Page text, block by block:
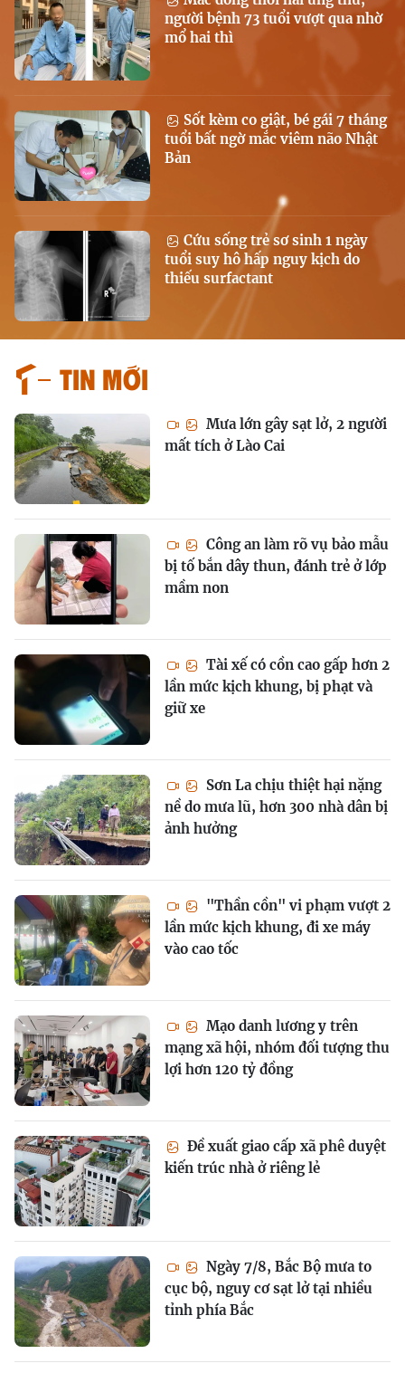
người bệnh 73 tuổi vượt qua nhờ
mổ hai thì
Sốt kèm co giật, bé gái 7 tháng
tuổi bất ngờ mắc viêm não Nhật
Bản
Cứu sống trẻ sơ sinh 1 ngày
tuổi suy hô hấp nguy kịch do
thiếu surfactant
Tin mới
Mưa lớn gây sạt lở, 2 người
mất tích ở Lào Cai
Công an làm rõ vụ bảo mẫu
bị tố bắn dây thun, đánh trẻ ở lớp
mầm non
Tài xế có cồn cao gấp hơn 2
lần mức kịch khung, bị phạt và
giữ xe
Sơn La chịu thiệt hại nặng
nề do mưa lũ, hơn 300 nhà dân bị
ảnh hưởng
"Thần cồn" vi phạm vượt 2
lần mức kịch khung, đi xe máy
vào cao tốc
Mạo danh lương y trên
mạng xã hội, nhóm đối tượng thu
lợi hơn 120 tỷ đồng
Đề xuất giao cấp xã phê duyệt
kiến trúc nhà ở riêng lẻ
Ngày 7/8, Bắc Bộ mưa to
cục bộ, nguy cơ sạt lở tại nhiều
tỉnh phía Bắc